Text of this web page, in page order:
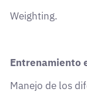
Weighting.
Entrenamiento
Manejo de los